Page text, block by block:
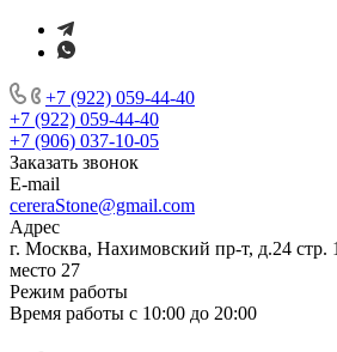
+7 (922) 059-44-40
+7 (922) 059-44-40
+7 (906) 037-10-05
Заказать звонок
E-mail
cereraStone@gmail.com
Адрес
г. Москва, Нахимовский пр-т, д.24 стр.
место 27
Режим работы
Время работы с 10:00 до 20:00